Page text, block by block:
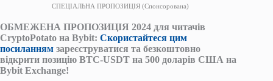
СПЕЦІАЛЬНА ПРОПОЗИЦІЯ (Спонсорована)
ОБМЕЖЕНА ПРОПОЗИЦІЯ 2024 для читачів
CryptoPotato на Bybit: Скористайтеся цим
посиланням зареєструватися та безкоштовно
відкрити позицію BTC-USDT на 500 доларів США на
Bybit Exchange!